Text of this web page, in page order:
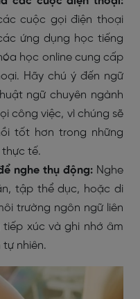
cuộc gọi điện thoại
ứng dụng học tiếng
học online cung cấp
Hãy chú ý đến ngữ
ngữ chuyên ngành
công việc, vì chúng sẽ
tốt hơn trong những
tế.
nghe thụ động: Nghe
tập thể dục, hoặc di
trường ngôn ngữ liên
xúc và ghi nhớ âm
nhiên.